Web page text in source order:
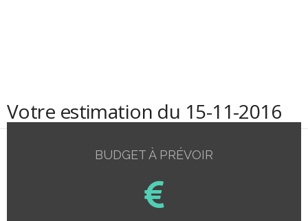
Votre estimation du 15-11-2016
BUDGET À PRÉVOIR